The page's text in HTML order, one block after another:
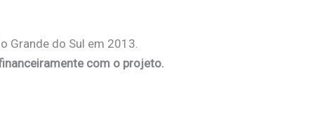
Grande do Sul em 2013.
com o projeto.